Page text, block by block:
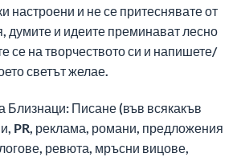
настроени и не се притеснявате от
думите и идеите преминават лесно
се на творчеството си и напишете/
светът желае.
Близнаци: Писане (във всякакъв
PR, реклама, романи, предложения
ревюта, мръсни вицове,